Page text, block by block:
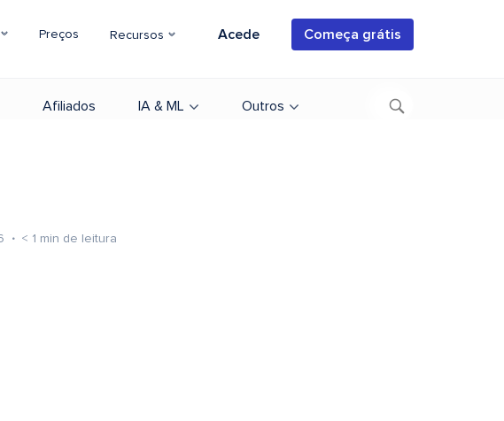
Preços Recursos Acede Começa grátis
Afiliados IA & ML Outros
< 1 min de leitura